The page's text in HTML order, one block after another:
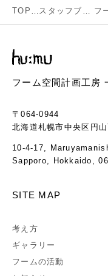
フーム空間計画工房
〒064-0944
北海道札幌市中央区円
10-4-17,
Sapporo, Hokkaido,
SITE MAP
考え方
ギャラリー
フームの活動